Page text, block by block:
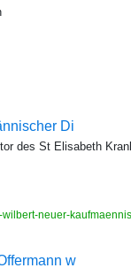
Di
des St Elisabeth
neuer-
w